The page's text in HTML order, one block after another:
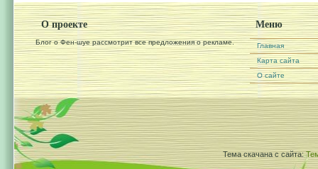
О проекте
Блог о Фен-шуе рассмотрит все предложения о рекламе.
Меню
Главная
Карта сайта
О сайте
Тема скачана с сайта: